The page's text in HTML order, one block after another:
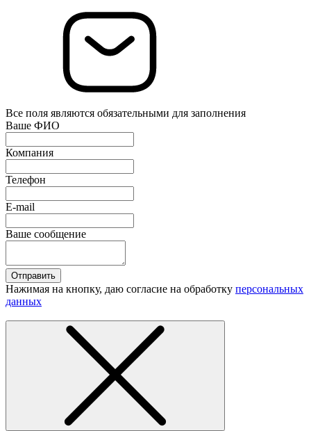
Все поля являются обязательными для заполнения
Ваше ФИО
Компания
Телефон
E-mail
Ваше сообщение
Отправить
Нажимая на кнопку, даю согласие на обработку персональных
данных